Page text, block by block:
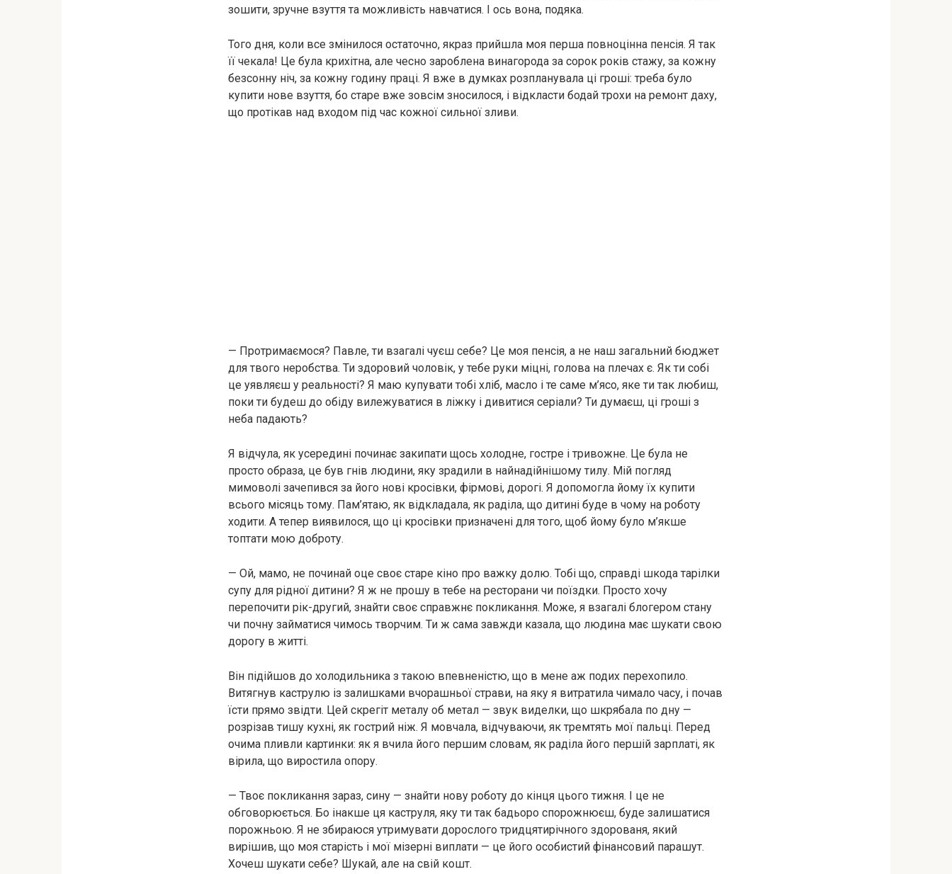
зошити, зручне взуття та можливість навчатися. І ось вона, подяка.
Того дня, коли все змінилося остаточно, якраз прийшла моя перша повноцінна пенсія. Я так
її чекала! Це була крихітна, але чесно зароблена винагорода за сорок років стажу, за кожну
безсонну ніч, за кожну годину праці. Я вже в думках розпланувала ці гроші: треба було
купити нове взуття, бо старе вже зовсім зносилося, і відкласти бодай трохи на ремонт даху,
що протікав над входом під час кожної сильної зливи.
— Протримаємося? Павле, ти взагалі чуєш себе? Це моя пенсія, а не наш загальний бюджет
для твого неробства. Ти здоровий чоловік, у тебе руки міцні, голова на плечах є. Як ти собі
це уявляєш у реальності? Я маю купувати тобі хліб, масло і те саме м’ясо, яке ти так любиш,
поки ти будеш до обіду вилежуватися в ліжку і дивитися серіали? Ти думаєш, ці гроші з
неба падають?
Я відчула, як усередині починає закипати щось холодне, гостре і тривожне. Це була не
просто образа, це був гнів людини, яку зрадили в найнадійнішому тилу. Мій погляд
мимоволі зачепився за його нові кросівки, фірмові, дорогі. Я допомогла йому їх купити
всього місяць тому. Пам’ятаю, як відкладала, як раділа, що дитині буде в чому на роботу
ходити. А тепер виявилося, що ці кросівки призначені для того, щоб йому було м’якше
топтати мою доброту.
— Ой, мамо, не починай оце своє старе кіно про важку долю. Тобі що, справді шкода тарілки
супу для рідної дитини? Я ж не прошу в тебе на ресторани чи поїздки. Просто хочу
перепочити рік-другий, знайти своє справжнє покликання. Може, я взагалі блогером стану
чи почну займатися чимось творчим. Ти ж сама завжди казала, що людина має шукати свою
дорогу в житті.
Він підійшов до холодильника з такою впевненістю, що в мене аж подих перехопило.
Витягнув каструлю із залишками вчорашньої страви, на яку я витратила чимало часу, і почав
їсти прямо звідти. Цей скрегіт металу об метал — звук виделки, що шкрябала по дну —
розрізав тишу кухні, як гострий ніж. Я мовчала, відчуваючи, як тремтять мої пальці. Перед
очима пливли картинки: як я вчила його першим словам, як раділа його першій зарплаті, як
вірила, що виростила опору.
— Твоє покликання зараз, сину — знайти нову роботу до кінця цього тижня. І це не
обговорюється. Бо інакше ця каструля, яку ти так бадьоро спорожнюєш, буде залишатися
порожньою. Я не збираюся утримувати дорослого тридцятирічного здорованя, який
вирішив, що моя старість і мої мізерні виплати — це його особистий фінансовий парашут.
Хочеш шукати себе? Шукай, але на свій кошт.